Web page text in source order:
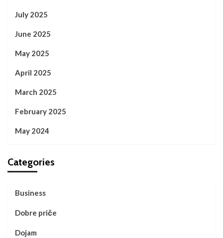
July 2025
June 2025
May 2025
April 2025
March 2025
February 2025
May 2024
Categories
Business
Dobre priče
Dojam